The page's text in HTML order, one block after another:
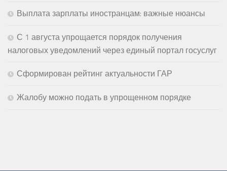
Выплата зарплаты иностранцам: важные нюансы
С 1 августа упрощается порядок получения
налоговых уведомлений через единый портал госуслуг
Сформирован рейтинг актуальности ГАР
Жалобу можно подать в упрощенном порядке